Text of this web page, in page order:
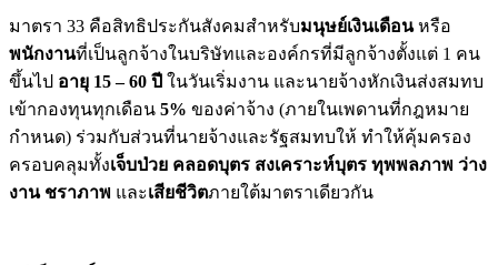
มาตรา 33 คือสิทธิประกันสังคมสำหรับมนุษย์เงินเดือนหรือ
พนักงานที่เป็นลูกจ้างในบริษัทและองค์กรที่มีลูกจ้างตั้งแต่ 1 คน
ขึ้นไป อายุ 15 – 60 ปี ในวันเริ่มงาน และนายจ้างหักเงินส่งสมทบ
เข้ากองทุนทุกเดือน 5% ของค่าจ้าง (ภายในเพดานที่กฎหมาย
กำหนด) ร่วมกับส่วนที่นายจ้างและรัฐสมทบให้ ทำให้คุ้มครอง
ครอบคลุมทั้งเจ็บป่วย คลอดบุตร สงเคราะห์บุตร ทุพพลภาพ ว่าง
งาน ชราภาพ และเสียชีวิตภายใต้มาตราเดียวกัน